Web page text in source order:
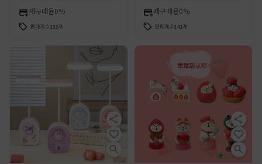
재구매율0%
판매개수182개
재구매율0%
판매개수141개